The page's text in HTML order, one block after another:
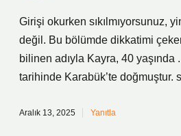
Girişi okurken sıkılmıyorsunuz,
değil. Bu bölümde dikkatimi
bilinen adıyla Kayra, 40 yaşında
tarihinde Karabük’te doğmuştur.
Aralık 13, 2025 Yanıtla